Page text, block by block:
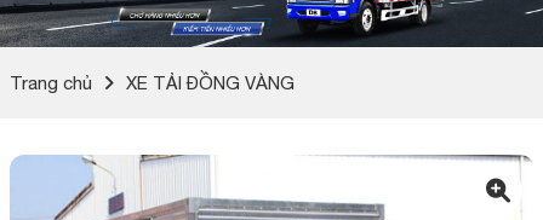
Trang chủ XE TẢI ĐỒNG VÀNG